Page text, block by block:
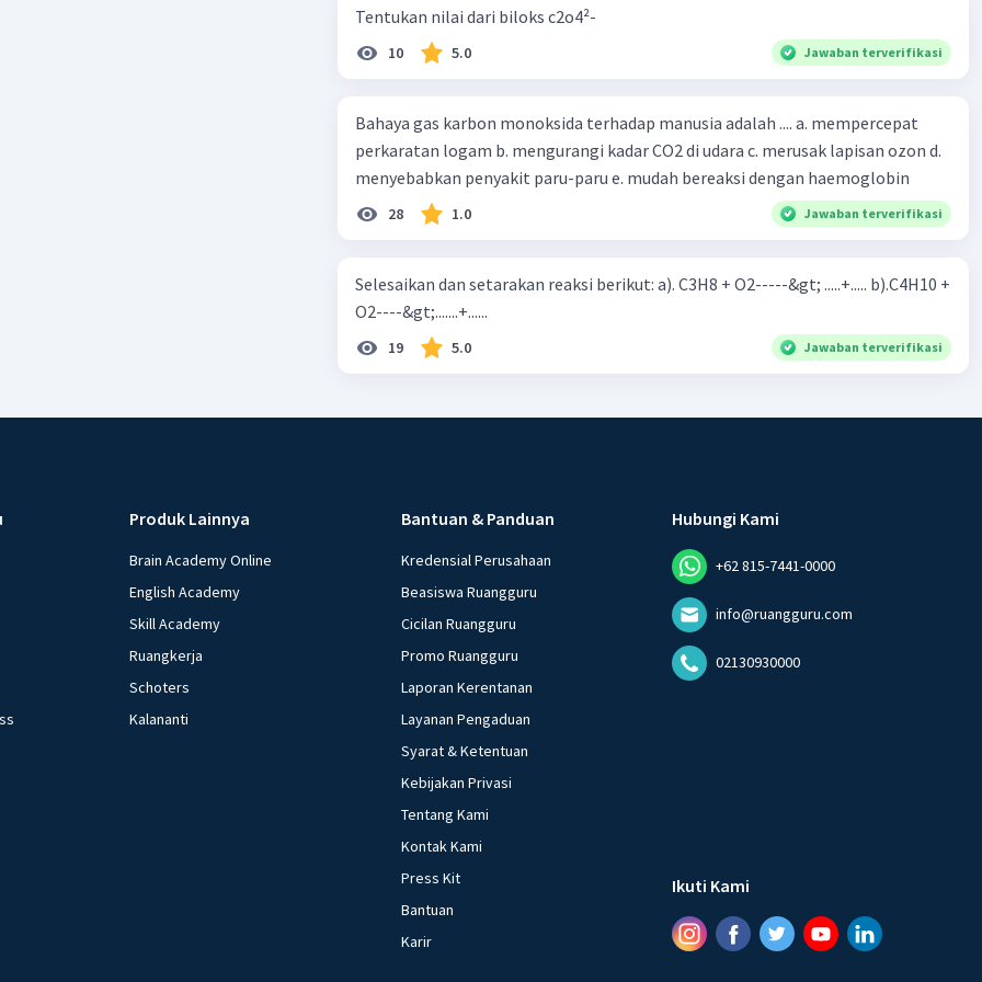
Gaya tarik-menarik antara muatan positif dari dipol yang satu
dengan muatan negatif dari dipol yang lain akan menentukan sifat
fisis molekul, seperti titik didih dan titik
Beri Rating·2.0(1) Balas
Tentukan nilai dari biloks c2o4²-
10 5.0 Jawaban terverifikasi
Bahaya gas karbon monoksida terhadap manusia adalah .... a. mempercepat
perkaratan logam b. mengurangi kadar CO2 di udara c. merusak lapisan ozon d.
menyebabkan penyakit paru-paru e. mudah bereaksi dengan haemoglobin
28 1.0 Jawaban terverifikasi
Selesaikan dan setarakan reaksi berikut: a). C3H8 + O2-----&gt; .....+..... b).C4H10 +
O2----&gt;.......+......
19 5.0 Jawaban terverifikasi
Produk Lainnya
Brain Academy Online
English Academy
Skill Academy
Ruangkerja
Schoters
Kalananti
Bantuan & Panduan
Kredensial Perusahaan
Beasiswa Ruangguru
Cicilan Ruangguru
Promo Ruangguru
Laporan Kerentanan
Layanan Pengaduan
Syarat & Ketentuan
Kebijakan Privasi
Tentang Kami
Kontak Kami
Press Kit
Bantuan
Karir
Hubungi Kami
+62 815-7441-0000
info@ruangguru.com
02130930000
Ikuti Kami